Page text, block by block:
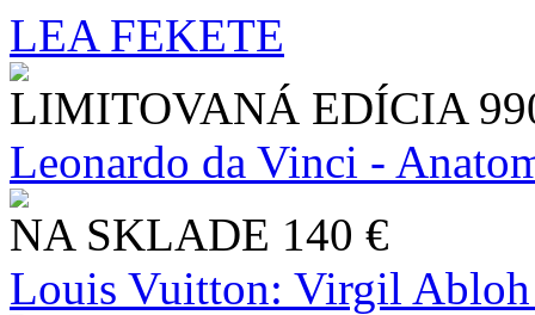
LEA FEKETE
LIMITOVANÁ EDÍCIA
Leonardo da Vinci -
NA SKLADE 140 €
Louis Vuitton: Virgil